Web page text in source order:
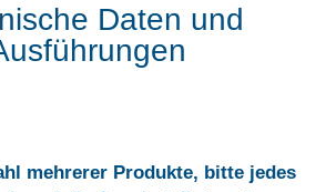
Daten und
mehrerer Produkte, bitte jedes